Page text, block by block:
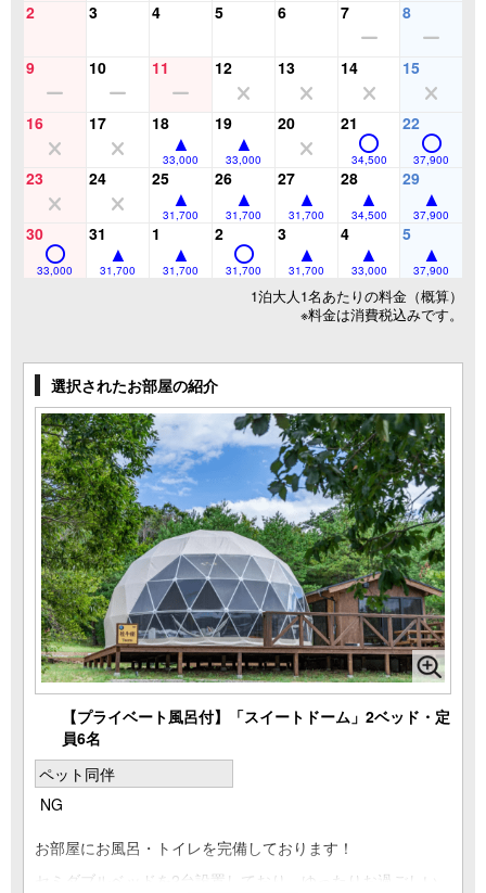
2 3 4 5 6 7 8
9 10 11 12 13 14 15
16 17 18
33,000
19
33,000
20 21
34,500
22
37,900
23 24 25
31,700
26
31,700
27
31,700
28
34,500
29
37,900
30
33,000
31
31,700
1
31,700
2
31,700
3
31,700
4
33,000
5
37,900
1泊大人1名あたりの料金（概算）
※料金は消費税込みです。
選択されたお部屋の紹介
【プライベート風呂付】「スイートドーム」2ベッド・定
員6名
ペット同伴
NG
お部屋にお風呂・トイレを完備しております！
セミダブルベッドを2台設置しており、ゆったりお過ごしい